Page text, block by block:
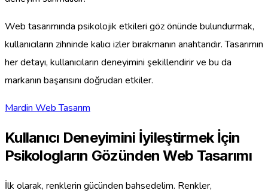
Web tasarımında psikolojik etkileri göz önünde bulundurmak,
kullanıcıların zihninde kalıcı izler bırakmanın anahtarıdır. Tasarımın
her detayı, kullanıcıların deneyimini şekillendirir ve bu da
markanın başarısını doğrudan etkiler.
Mardin Web Tasarım
Kullanıcı Deneyimini İyileştirmek İçin
Psikologların Gözünden Web Tasarımı
İlk olarak, renklerin gücünden bahsedelim. Renkler,